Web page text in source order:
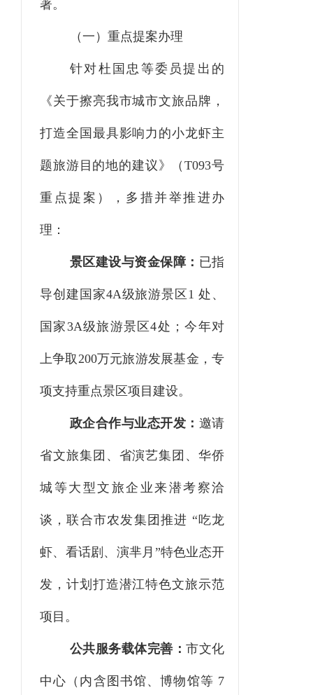
著。
（一） 重点提案办理
针对杜国忠等委员提出的
《关于擦亮我市城市文旅品牌，
打造全国最具影响力的小龙虾主
题旅游目的地的建议》（T093号
重点提案），多措并举推进办
理：
景区建设与资金保障： 已指
导创建国家4A级旅游景区1 处、
国家3A级旅游景区4处；今年对
上争取200万元旅游发展基金，专
项支持重点景区项目建设。
政企合作与业态开发： 邀请
省文旅集团、省演艺集团、华侨
城等大型文旅企业来潜考察洽
谈，联合市农发集团推进 “吃龙
虾、看话剧、演芈月”特色业态开
发，计划打造潜江特色文旅示范
项目。
公共服务载体完善：市文化
中心（内含图书馆、博物馆等 7